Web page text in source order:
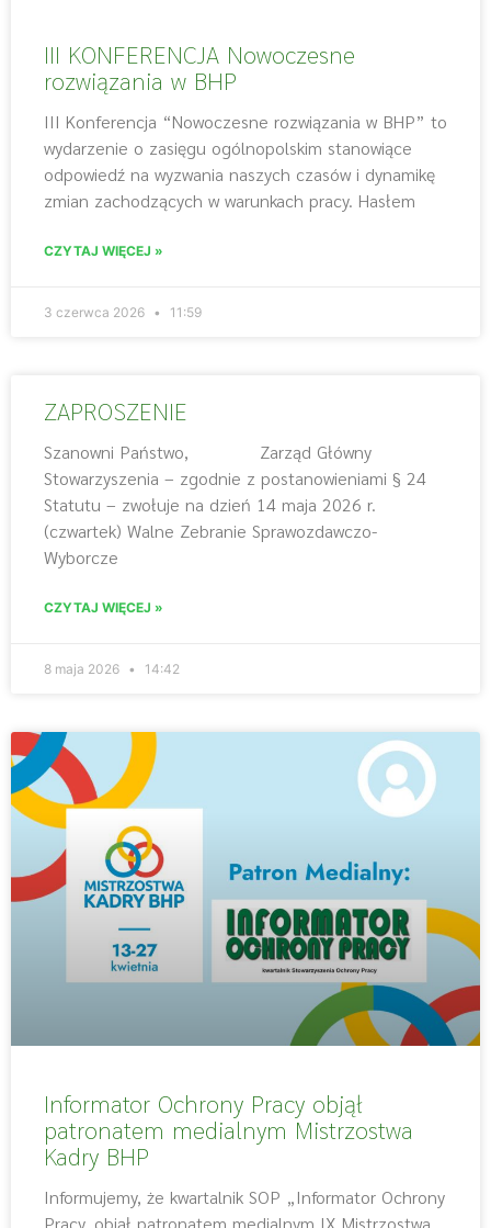
III KONFERENCJA Nowoczesne
rozwiązania w BHP
III Konferencja “Nowoczesne rozwiązania w BHP” to
wydarzenie o zasięgu ogólnopolskim stanowiące
odpowiedź na wyzwania naszych czasów i dynamikę
zmian zachodzących w warunkach pracy. Hasłem
CZYTAJ WIĘCEJ »
3 czerwca 2026 11:59
ZAPROSZENIE
Szanowni Państwo, Zarząd Główny
Stowarzyszenia – zgodnie z postanowieniami § 24
Statutu – zwołuje na dzień 14 maja 2026 r.
(czwartek) Walne Zebranie Sprawozdawczo-
Wyborcze
CZYTAJ WIĘCEJ »
8 maja 2026 14:42
Informator Ochrony Pracy objął
patronatem medialnym Mistrzostwa
Kadry BHP
Informujemy, że kwartalnik SOP „Informator Ochrony
Pracy, objął patronatem medialnym IX Mistrzostwa